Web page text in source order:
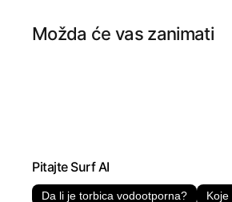
Možda će vas zanimati
Pitajte Surf AI
Da li je torbica vodootporna?